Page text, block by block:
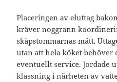
Placeringen av eluttag
kräver noggrann
skåpstommarnas mått.
utan att hela köket behöver
eventuellt service. Jordade
klassning i närheten av